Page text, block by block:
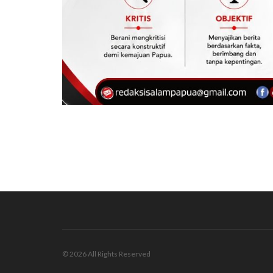
© 2026 All Rights Reserved